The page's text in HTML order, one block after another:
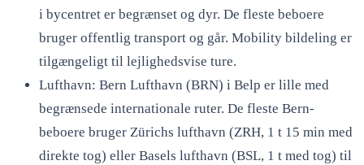
i bycentret er begrænset og dyr. De fleste beboere
bruger offentlig transport og går. Mobility bildeling er
tilgængeligt til lejlighedsvise ture.
Lufthavn: Bern Lufthavn (BRN) i Belp er lille med
begrænsede internationale ruter. De fleste Bern-
beboere bruger Zürichs lufthavn (ZRH, 1 t 15 min med
direkte tog) eller Basels lufthavn (BSL, 1 t med tog) til